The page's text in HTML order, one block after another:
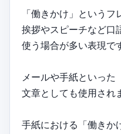
「働きかけ」というフ
挨拶やスピーチなど口
使う場合が多い表現で
メールや手紙といった
文章としても使用され
手紙における「働きか